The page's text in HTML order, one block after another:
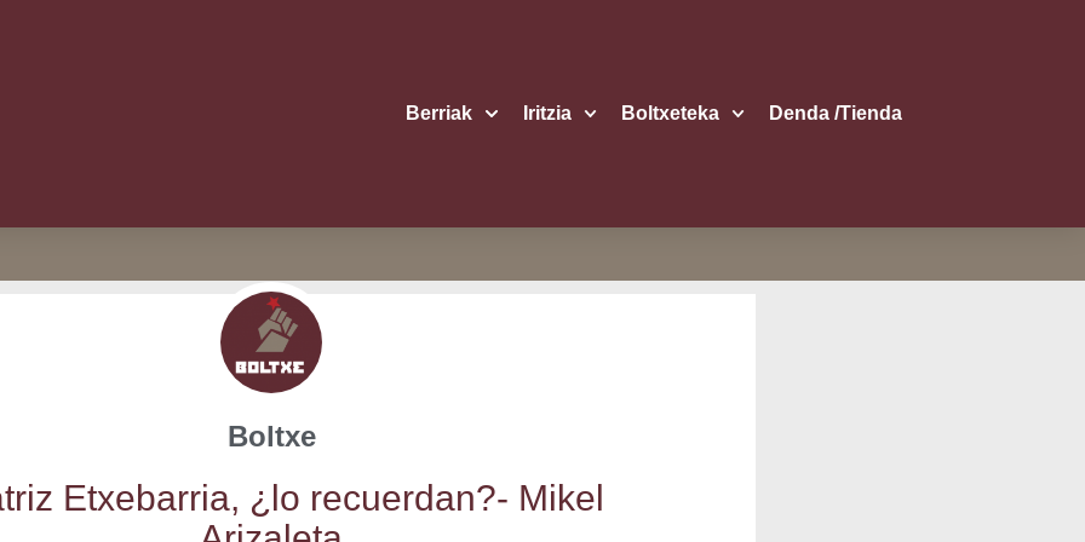
Berriak Iritzia Boltxe­te­ka Den­da /​Tien­da
Boltxe
Etxe­ba­rria, ¿lo recuer­dan?- Mikel